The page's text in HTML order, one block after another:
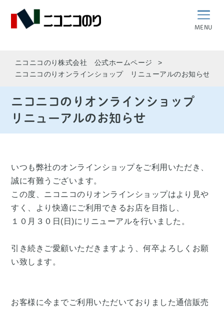
MENU
ニコニコのり株式会社 公式ホームページ
ニコニコのりオンラインショップ リニューアルのお知らせ
ニコニコのりオンラインショップ
リニューアルのお知らせ
いつも弊社のオンラインショップをご利用いただき、
誠に有難うございます。
この度、ニコニコのりオンラインショップはより見や
すく、より快適にご利用できるお店を目指し、
１０月３０日(日)にリニューアルを行いました。
引き続きご愛顧いただきますよう、何卒よろしくお願
い致します。
お客様に今までご利用いただいておりました通信販売